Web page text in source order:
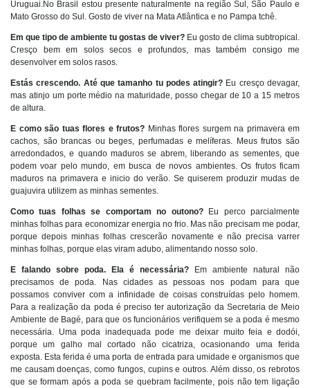
Uruguai.No Brasil estou presente naturalmente na região Sul, São Paulo e
Mato Grosso do Sul. Gosto de viver na Mata Atlântica e no Pampa tchê.
Em que tipo de ambiente tu gostas de viver? Eu gosto de clima subtropical.
Cresço bem em solos secos e profundos, mas também consigo me
desenvolver em solos rasos.
Estás crescendo. Até que tamanho tu podes atingir? Eu cresço devagar,
mas atinjo um porte médio na maturidade, posso chegar de 10 a 15 metros
de altura.
E como são tuas flores e frutos? Minhas flores surgem na primavera em
cachos, são brancas ou beges, perfumadas e melíferas. Meus frutos são
arredondados, e quando maduros se abrem, liberando as sementes, que
podem voar pelo mundo, em busca de novos ambientes. Os frutos ficam
maduros na primavera e inicio do verão. Se quiserem produzir mudas de
guajuvira utilizem as minhas sementes.
Como tuas folhas se comportam no outono?
Eu perco parcialmente
minhas folhas para economizar energia no frio. Mas não precisam me podar,
porque depois minhas folhas crescerão novamente e não precisa varrer
minhas folhas, porque elas viram adubo, alimentando nosso solo.
E falando sobre poda. Ela é necessária?
Em ambiente natural não
precisamos de poda. Nas cidades as pessoas nos podam para que
possamos conviver com a infinidade de coisas construídas pelo homem.
Para a realização da poda é preciso ter autorização da Secretaria de Meio
Ambiente de Bagé, para que os funcionários verifiquem se a poda é mesmo
necessária. Uma poda inadequada pode me deixar muito feia e dodói,
porque um galho mal cortado não cicatriza, ocasionando uma ferida
exposta. Esta ferida é uma porta de entrada para umidade e organismos que
me causam doenças, como fungos, cupins e outros. Além disso, os rebrotos
que se formam após a poda se quebram facilmente, pois não tem ligação